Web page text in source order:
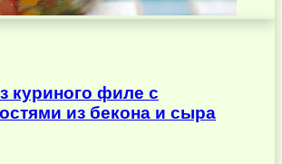
куриного филе с
из бекона и сыра